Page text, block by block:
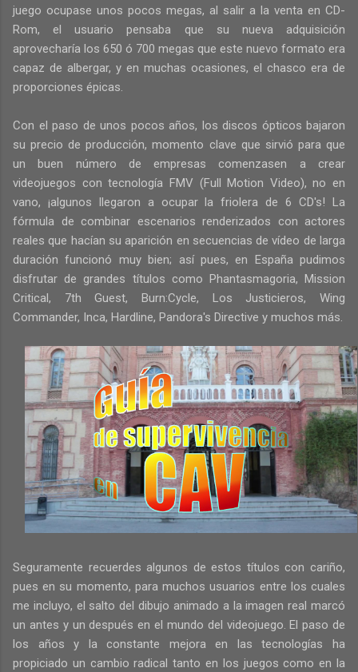
juego ocupase unos pocos megas, al salir a la venta en CD-
Rom, el usuario pensaba que su nueva adquisición
aprovecharía los 650 ó 700 megas que este nuevo formato era
capaz de albergar, y en muchas ocasiones, el chasco era de
proporciones épicas.
Con el paso de unos pocos años, los discos ópticos bajaron
su precio de producción, momento clave que sirvió para que
un buen número de empresas comenzasen a crear
videojuegos con tecnología FMV (Full Motion Video), no en
vano, ¡algunos llegaron a ocupar la friolera de 6 CD's! La
fórmula de combinar escenarios renderizados con actores
reales que hacían su aparición en secuencias de vídeo de larga
duración funcionó muy bien; así pues, en España pudimos
disfrutar de grandes títulos como Phantasmagoria, Mission
Critical, 7th Guest, Burn:Cycle, Los Justicieros, Wing
Commander, Inca, Hardline, Pandora's Directive y muchos más.
Seguramente recuerdes algunos de estos títulos con cariño,
pues en su momento, para muchos usuarios entre los cuales
me incluyo, el salto del dibujo animado a la imagen real marcó
un antes y un después en el mundo del videojuego. El paso de
los años y la constante mejora en las tecnologías ha
propiciado un cambio radical tanto en los juegos como en la